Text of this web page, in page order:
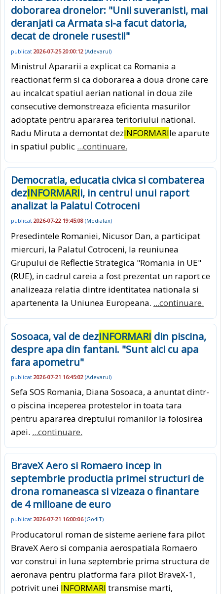
doborarea dronelor: "Unii suveranisti, mai
deranjati ca Armata si-a facut datoria,
decat de dronele rusesti!"
publicat 2026-07-25 20:00:12 (Adevarul)
Ministrul Apararii a explicat ca Romania a
reactionat ferm si ca doborarea a doua drone care
au incalcat spatiul aerian national in doua zile
consecutive demonstreaza eficienta masurilor
adoptate pentru apararea teritoriului national.
Radu Miruta a demontat dezINFORMARIle aparute
in spatiul public ...continuare.
Democratia, educatia civica si combaterea
dezINFORMARIi, in centrul unui raport
analizat la Palatul Cotroceni
publicat 2026-07-22 19:45:08 (Mediafax)
Presedintele Romaniei, Nicusor Dan, a participat
miercuri, la Palatul Cotroceni, la reuniunea
Grupului de Reflectie Strategica "Romania in UE"
(RUE), in cadrul careia a fost prezentat un raport ce
analizeaza relatia dintre identitatea nationala si
apartenenta la Uniunea Europeana. ...continuare.
Sosoaca, val de dezINFORMARI din piscina,
despre apa din fantani. "Sunt aici cu apa
fara apometru"
publicat 2026-07-21 16:45:02 (Adevarul)
Sefa SOS Romania, Diana Sosoaca, a anuntat dintr-
o piscina inceperea protestelor in toata tara
pentru apararea dreptului romanilor la folosirea
apei. ...continuare.
BraveX Aero si Romaero incep in
septembrie productia primei structuri de
drona romaneasca si vizeaza o finantare
de 4 milioane de euro
publicat 2026-07-21 16:00:06(Go4IT)
Producatorul roman de sisteme aeriene fara pilot
BraveX Aero si compania aerospatiala Romaero
vor construi in luna septembrie prima structura de
aeronava pentru platforma fara pilot BraveX-1,
potrivit unei INFORMARI transmise marti,